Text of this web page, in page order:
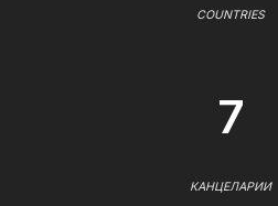
COUNTRIES
7
КАНЦЕЛАРИИ